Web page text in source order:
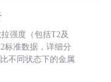
强度（包括T2及
标准数据，详细分
不同状态下的金属